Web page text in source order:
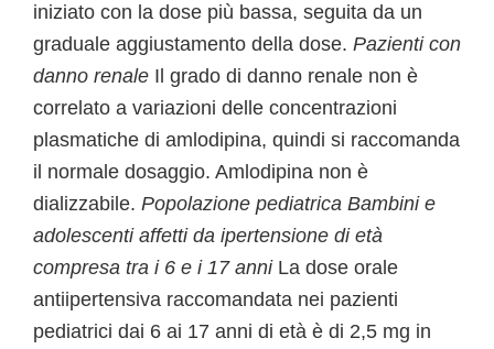
iniziato con la dose più bassa, seguita da un
graduale aggiustamento della dose. Pazienti con
danno renale Il grado di danno renale non è
correlato a variazioni delle concentrazioni
plasmatiche di amlodipina, quindi si raccomanda
il normale dosaggio. Amlodipina non è
dializzabile. Popolazione pediatrica Bambini e
adolescenti affetti da ipertensione di età
compresa tra i 6 e i 17 anniLa dose orale
antiipertensiva raccomandata nei pazienti
pediatrici dai 6 ai 17 anni di età è di 2,5 mg in